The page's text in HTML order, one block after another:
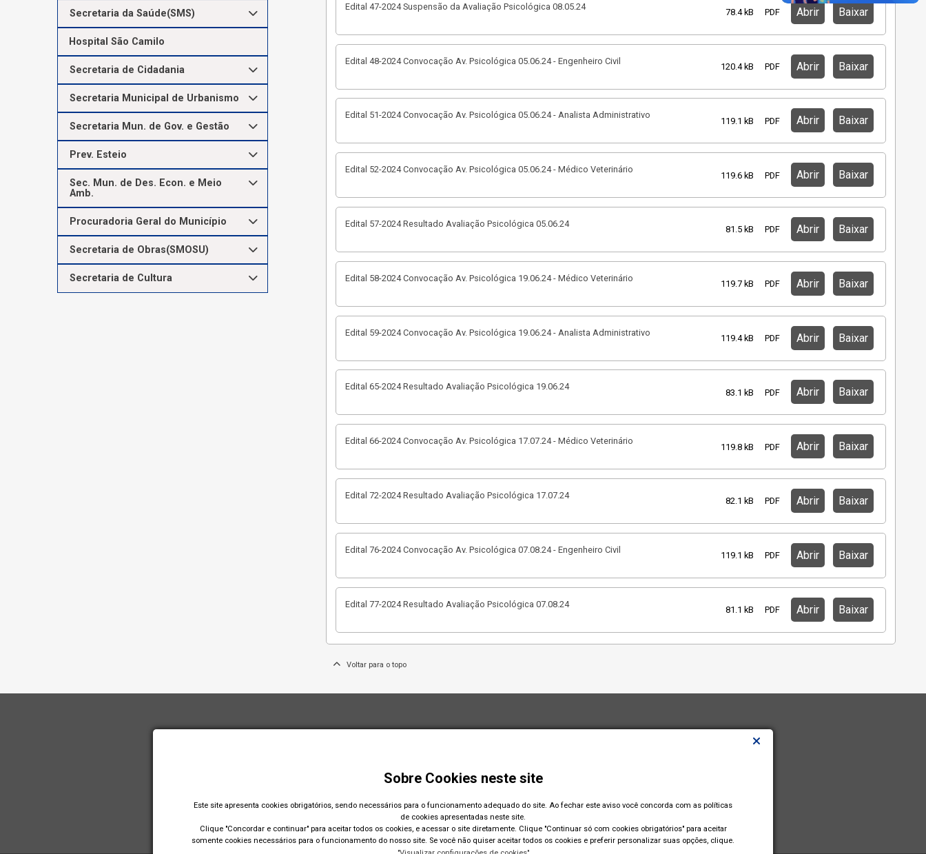
Secretaria da Saúde(SMS)
Hospital São Camilo
Secretaria de Cidadania
Secretaria Municipal de Urbanismo
Secretaria Mun. de Gov. e Gestão
Prev. Esteio
Sec. Mun. de Des. Econ. e Meio
Amb.
Procuradoria Geral do Município
Secretaria de Obras(SMOSU)
Secretaria de Cultura
Edital 47-2024 Suspensão da Avaliação Psicológica 08.05.24
78.4 kB PDF Abrir Baixar
Edital 48-2024 Convocação Av. Psicológica 05.06.24 - Engenheiro Civil
120.4 kB PDF Abrir Baixar
Edital 51-2024 Convocação Av. Psicológica 05.06.24 - Analista Administrativo
119.1 kB PDF Abrir Baixar
Edital 52-2024 Convocação Av. Psicológica 05.06.24 - Médico Veterinário
119.6 kB PDF Abrir Baixar
Edital 57-2024 Resultado Avaliação Psicológica 05.06.24
81.5 kB PDF Abrir Baixar
Edital 58-2024 Convocação Av. Psicológica 19.06.24 - Médico Veterinário
119.7 kB PDF Abrir Baixar
Edital 59-2024 Convocação Av. Psicológica 19.06.24 - Analista Administrativo
119.4 kB PDF Abrir Baixar
Edital 65-2024 Resultado Avaliação Psicológica 19.06.24
83.1 kB PDF Abrir Baixar
Edital 66-2024 Convocação Av. Psicológica 17.07.24 - Médico Veterinário
119.8 kB PDF Abrir Baixar
Edital 72-2024 Resultado Avaliação Psicológica 17.07.24
82.1 kB PDF Abrir Baixar
Edital 76-2024 Convocação Av. Psicológica 07.08.24 - Engenheiro Civil
119.1 kB PDF Abrir Baixar
Edital 77-2024 Resultado Avaliação Psicológica 07.08.24
81.1 kB PDF Abrir Baixar
Voltar para o topo
Sobre Cookies neste site
Este site apresenta cookies obrigatórios, sendo necessários para o funcionamento adequado do site. Ao fechar este aviso você concorda com as políticas
de cookies apresentadas neste site.
Clique "Concordar e continuar" para aceitar todos os cookies, e acessar o site diretamente. Clique "Continuar só com cookies obrigatórios" para aceitar
somente cookies necessários para o funcionamento do nosso site. Se você não quiser aceitar todos os cookies e preferir personalizar suas opções, clique.